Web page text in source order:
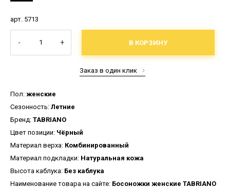
арт. 5713
- + В КОРЗИНУ
Заказ в один клик
Пол: женские
Сезонность: Летние
Бренд: TABRIANO
Цвет позиции: Чёрный
Материал верха: Комбинированный
Материал подкладки: Натуральная кожа
Высота каблука: Без каблука
Наименование товара на сайте: Босоножки женские TABRIANO